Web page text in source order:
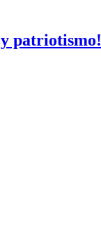
patriotismo!